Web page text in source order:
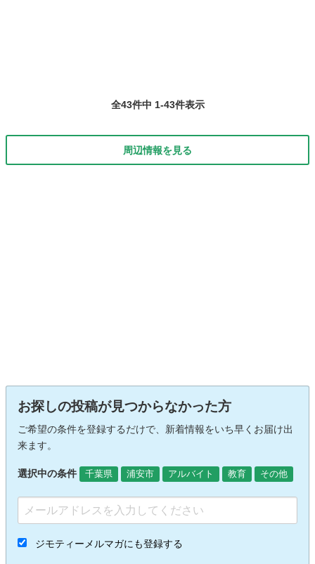
全43件中 1-43件表示
周辺情報を見る
お探しの投稿が見つからなかった方
ご希望の条件を登録するだけで、新着情報をいち早くお届け出
来ます。
選択中の条件 千葉県 浦安市 アルバイト 教育 その他
ジモティーメルマガにも登録する